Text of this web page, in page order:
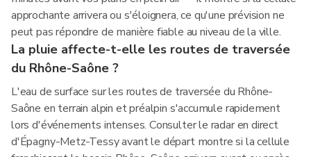
approchante arrivera ou s'éloignera, ce qu'une prévision ne
peut pas répondre de manière fiable au niveau de la ville.
La pluie affecte-t-elle les routes de traversée
du Rhône-Saône ?
L'eau de surface sur les routes de traversée du Rhône-
Saône en terrain alpin et préalpin s'accumule rapidement
lors d'événements intenses. Consulter le radar en direct
d'Épagny-Metz-Tessy avant le départ montre si la cellule